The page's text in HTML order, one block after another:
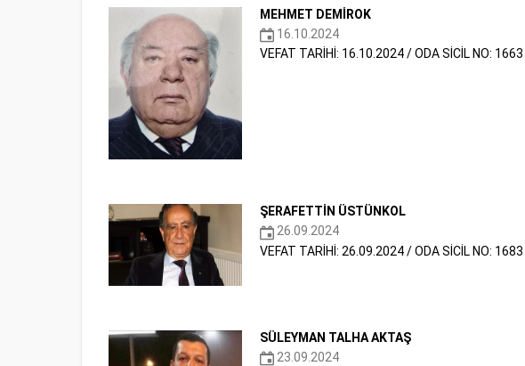
MEHMET DEMİROK
16.10.2024
VEFAT TARİHİ: 16.10.2024 / ODA SİCİL NO: 1663
ŞERAFETTİN ÜSTÜNKOL
26.09.2024
VEFAT TARİHİ: 26.09.2024 / ODA SİCİL NO: 1683
SÜLEYMAN TALHA AKTAŞ
23.09.2024